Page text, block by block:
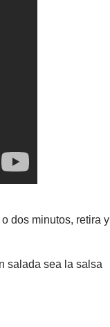
dos minutos, retira y
salada sea la salsa